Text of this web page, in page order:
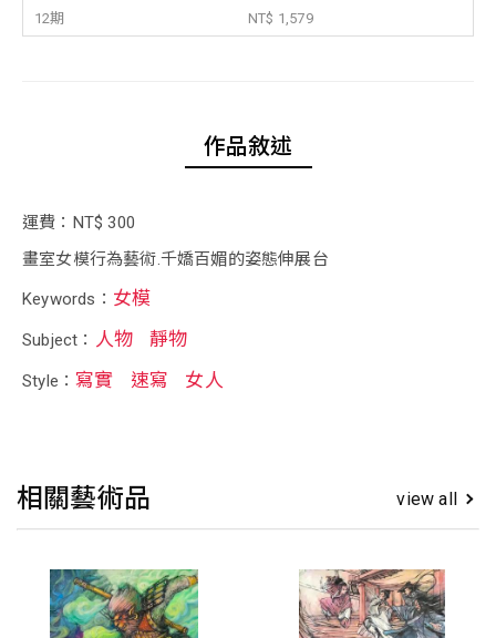
12期
NT$ 1,579
作品敘述
運費：NT$ 300
畫室女模行為藝術.千嬌百媚的姿態伸展台
Keywords： 女模
Subject： 人物 靜物
Style：寫實 速寫 女人
相關藝術品 view all